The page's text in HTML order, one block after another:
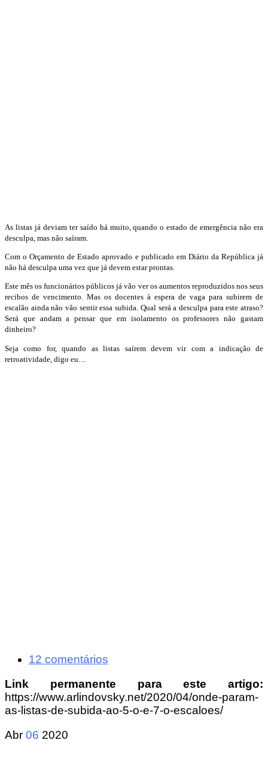
As listas já deviam ter saído há muito, quando o estado de emergência não era
desculpa, mas não saíram.
Com o Orçamento de Estado aprovado e publicado em Diário da República já
não há desculpa uma vez que já devem estar prontas.
Este mês os funcionários públicos já vão ver os aumentos reproduzidos nos seus
recibos de vencimento. Mas os docentes à espera de vaga para subirem de
escalão ainda não vão sentir essa subida. Qual será a desculpa para este atraso?
Será que andam a pensar que em isolamento os professores não gastam
dinheiro?
Seja como for, quando as listas saírem devem vir com a indicação de
retroatividade, digo eu…
12 comentários
Link permanente para este artigo:
https://www.arlindovsky.net/2020/04/onde-param-
as-listas-de-subida-ao-5-o-e-7-o-escaloes/
Abr 06 2020